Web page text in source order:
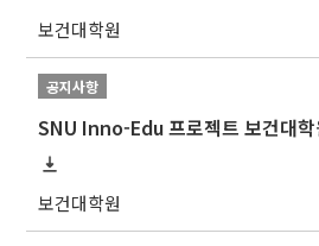
보건대학원
공지사항
보건대학원